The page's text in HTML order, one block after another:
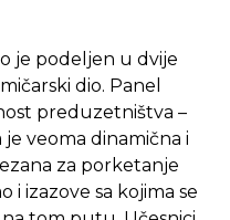
je podeljen u dvije
dio. Panel
preduzetništva –
je veoma dinamična i
za porketanje
i izazove sa kojima se